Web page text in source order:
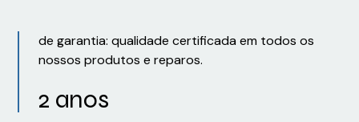
de garantia: qualidade certificada em todos os
nossos produtos e reparos.
2 anos